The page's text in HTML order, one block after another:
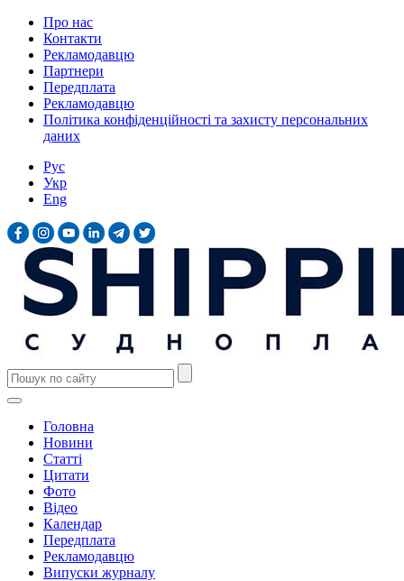
Про нас
Контакти
Рекламодавцю
Партнери
Передплата
Рекламодавцю
Політика конфіденційності та захисту персональних
даних
Рус
Укр
Eng
Головна
Новини
Статті
Цитати
Фото
Відео
Календар
Передплата
Рекламодавцю
Випуски журналу